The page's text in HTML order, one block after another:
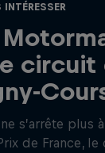
intéresser
circuit
s’arrête plus
de France, le